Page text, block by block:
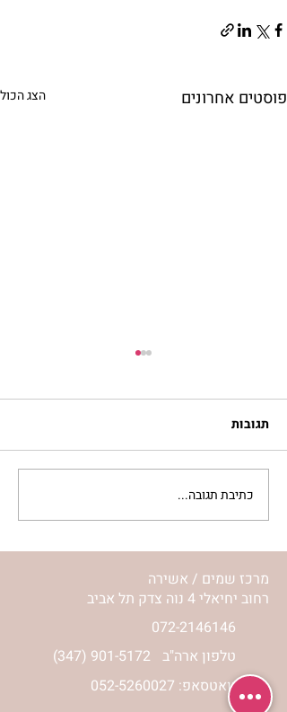
פוסטים אחרונים הצג הכול
סלט מצליבים | ג’סיקה
הלפרין
תגובות
כתיבת תגובה...
מרכז שמים / אשירה
רחוב יחיאלי 4 נוה צדק תל אביב
072-2146146
(347) 901-5172 טלפון ארה"ב
וואטסאפ: 052-5260027